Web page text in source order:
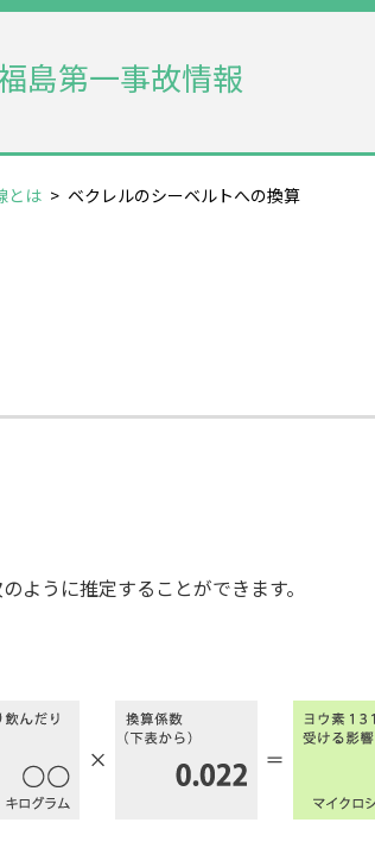
島第一事故情報
とは > ベクレルのシーベルトへの換算
ように推定することができます。